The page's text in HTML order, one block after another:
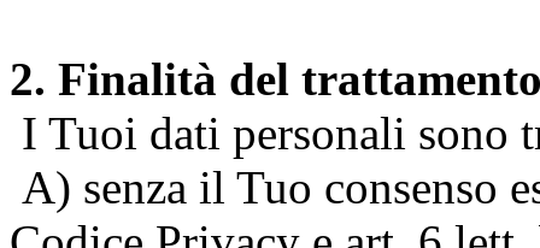
2. Finalità del
I Tuoi dati personali sono
A) senza il Tuo consenso